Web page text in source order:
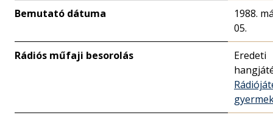
Bemutató dátuma
1988.
05.
Rádiós műfaji besorolás
Eredeti